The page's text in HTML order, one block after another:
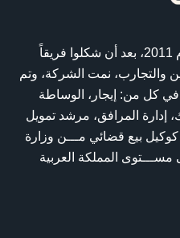
انطلقت شركة عقار ونّ منذ عام 2011، بعد أن شكلوا فريقاً
والتجارب، نمت الشركة، وتم
في كل من: إيجار، الوساطة
إدارة المرافق، مرشد تمويل
بيع قضائي مـــن وزارة
مســـتوى المملكة العربية